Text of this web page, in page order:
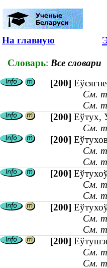
На главную
Словарь: Все словари
[200]
См.
См.
[200] Еўтух,
См.
[200]
См.
См.
[200]
См.
См.
[200]
См.
См.
[200]
См.
См.